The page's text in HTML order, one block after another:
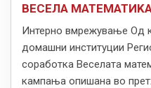
ВЕСЕЛА
Интерно вмрежување Од
домашни институции
соработка Веселата
кампања опишана во